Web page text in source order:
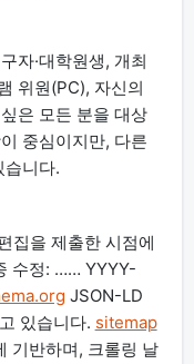
자·대학원생, 개최
위원(PC), 자신의
은 모든 분을 대상
중심이지만, 다른
습니다.
집을 제출한 시점에
수정: …… YYYY-
JSON-LD
있습니다. sitemap
기반하며, 크롤링 날